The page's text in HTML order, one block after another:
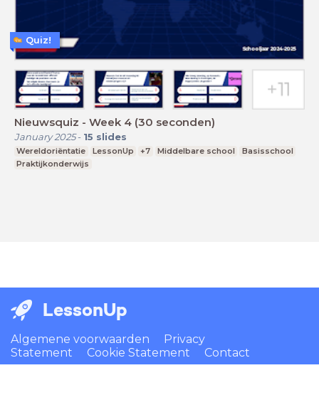
Nieuwsquiz - Week 4 (30 seconden)
January 2025- 15 slides
Wereldoriëntatie LessonUp +7 Middelbare school
Basisschool
Praktijkonderwijs
Quiz!
LessonUp
Algemene voorwaarden
Privacy
Statement
Cookie Statement Contact